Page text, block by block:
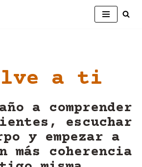
a ti
a comprender
escuchar
y empezar a
coherencia